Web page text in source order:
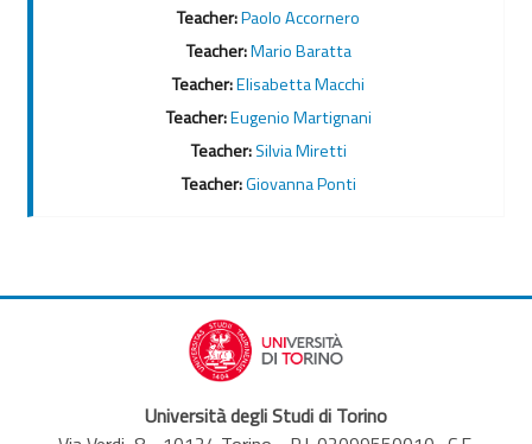
Teacher:Paolo Accornero
Teacher:Mario Baratta
Teacher:Elisabetta Macchi
Teacher:Eugenio Martignani
Teacher:Silvia Miretti
Teacher:Giovanna Ponti
Università degli Studi di Torino